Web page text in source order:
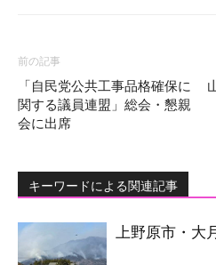
前の記事
「自民党公共工事品格確保に
関する議員連盟」総会・懇親
会に出席
キーワードによる関連記事
上野原市・大